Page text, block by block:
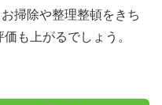
掃除や整理整頓をきち
も上がるでしょう。